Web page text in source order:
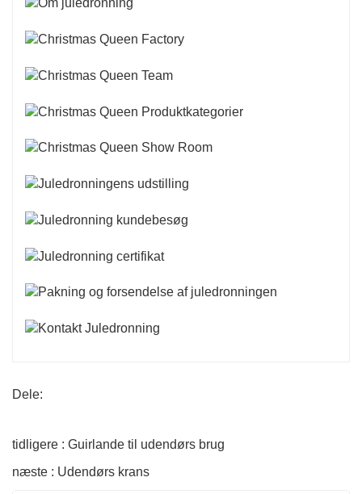
Dele:
tidligere : Guirlande til udendørs brug
næste : Udendørs krans